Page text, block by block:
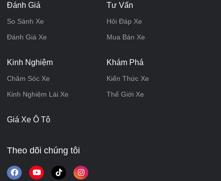
Đánh Giá
So Sánh Xe
Đánh Giá Xe
Tư Vấn
Hỏi Đáp Xe
Mua Bán Xe
Kinh Nghiệm
Chăm Sóc Xe
Kinh Nghiệm Lái Xe
Khám Phá
Kiến Thức Xe
Thế Giới Xe
Giá Xe Ô Tô
Theo dõi chúng tôi